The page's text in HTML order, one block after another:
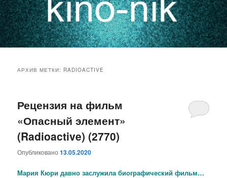
основному
содержимому
дополнительному
содержимому
АРХИВ МЕТКИ: RADIOACTIVE
Рецензия на фильм
«Опасный элемент»
(Radioactive) (2770)
Опубликовано13.05.2020
Мария Кюри давно заслужила биографический фильм…